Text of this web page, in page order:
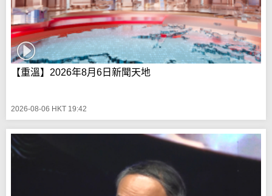
【重溫】2026年8月6日新聞天地
2026-08-06 HKT 19:42